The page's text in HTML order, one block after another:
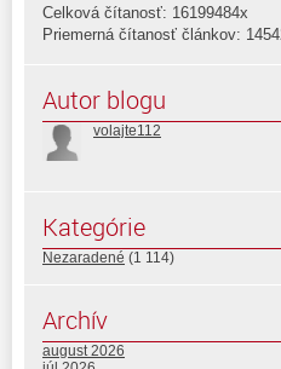
Celková čítanosť: 16199484x
Priemerná čítanosť článkov:
Autor blogu
volajte112
Kategórie
Nezaradené (1 114)
Archív
august 2026